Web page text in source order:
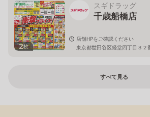
2枚
スギドラッグ
千歳船橋店
店舗HPをご確認ください
東京都世田谷区経堂四丁目３２
すべて見る